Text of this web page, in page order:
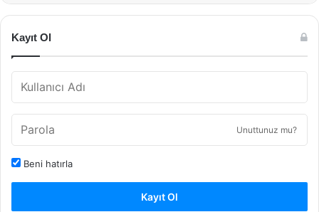
Kayıt Ol
Unuttunuz mu?
Beni hatırla
Kayıt Ol